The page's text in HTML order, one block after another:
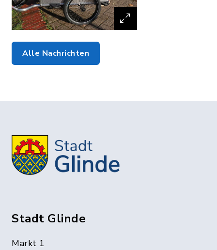
Alle Nachrichten
Stadt Glinde
Markt 1